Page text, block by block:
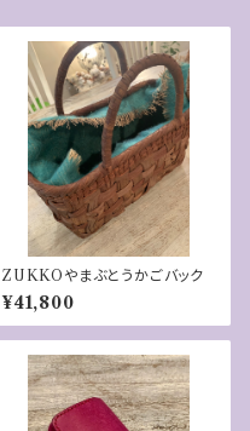
ZUKKOやまぶとうかごバック
¥41,800